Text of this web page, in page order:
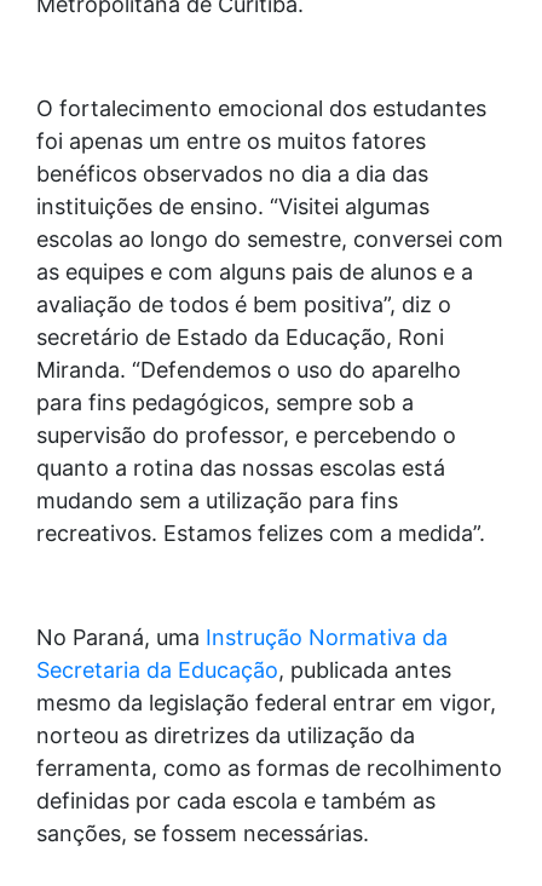
O fortalecimento emocional dos estudantes
foi apenas um entre os muitos fatores
benéficos observados no dia a dia das
instituições de ensino. “Visitei algumas
escolas ao longo do semestre, conversei com
as equipes e com alguns pais de alunos e a
avaliação de todos é bem positiva”, diz o
secretário de Estado da Educação, Roni
Miranda. “Defendemos o uso do aparelho
para fins pedagógicos, sempre sob a
supervisão do professor, e percebendo o
quanto a rotina das nossas escolas está
mudando sem a utilização para fins
recreativos. Estamos felizes com a medida”.
No Paraná, uma Instrução Normativa da
Secretaria da Educação, publicada antes
mesmo da legislação federal entrar em vigor,
norteou as diretrizes da utilização da
ferramenta, como as formas de recolhimento
definidas por cada escola e também as
sanções, se fossem necessárias.